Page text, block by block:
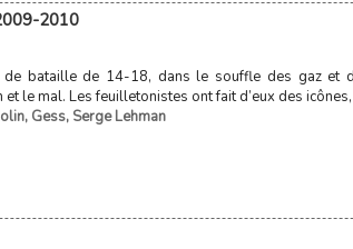
2010
bataille de 14-18, dans le souffle des gaz et
le mal. Les feuilletonistes ont fait d’eux des
, Gess, Serge Lehman